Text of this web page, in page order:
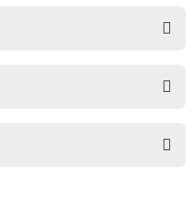
kullanarak tarafımıza